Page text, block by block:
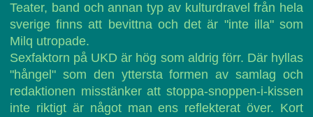
Teater, band och annan typ av kulturdravel från hela
sverige finns att bevittna och det är "inte illa" som
Milq utropade.
Sexfaktorn på UKD är hög som aldrig förr. Där hyllas
"hångel" som den yttersta formen av samlag och
redaktionen misstänker att stoppa-snoppen-i-kissen
inte riktigt är något man ens reflekterat över. Kort